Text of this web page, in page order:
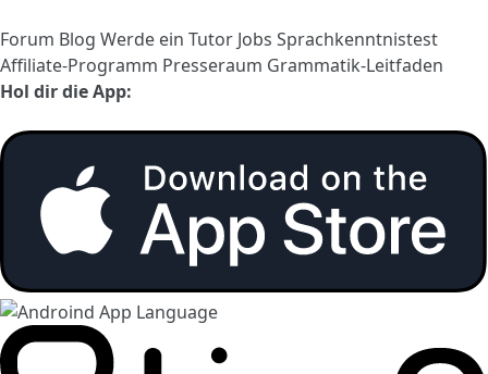
Forum Blog Werde ein Tutor Jobs Sprachkenntnistest
Affiliate-Programm Presseraum Grammatik-Leitfaden
Hol dir die App: